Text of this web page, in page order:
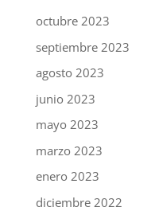
octubre 2023
septiembre 2023
agosto 2023
junio 2023
mayo 2023
marzo 2023
enero 2023
diciembre 2022